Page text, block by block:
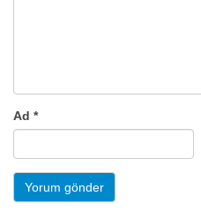
Ad *